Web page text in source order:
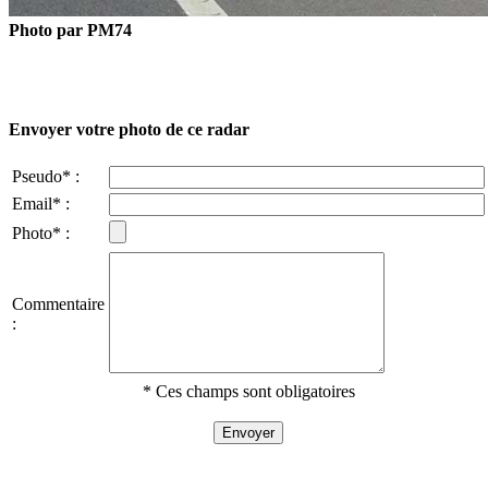
Photo par PM74
Envoyer votre photo de ce radar
Pseudo* :
Email* :
Photo* :
Commentaire
:
* Ces champs sont obligatoires